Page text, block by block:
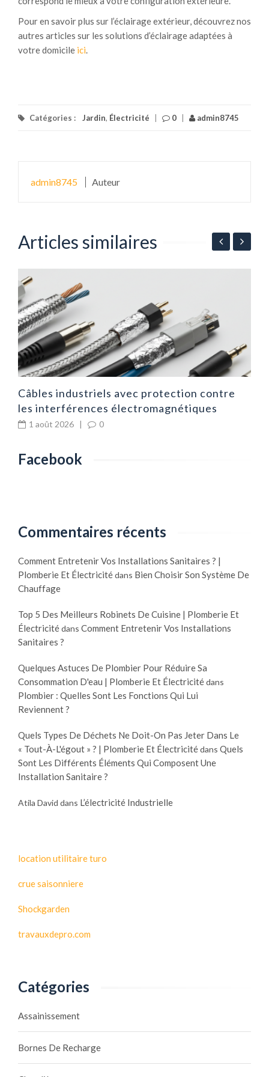
Pour en savoir plus sur l’éclairage extérieur, découvrez nos
autres articles sur les solutions d’éclairage adaptées à
votre domicile ici
Catégories : Jardin, Électricité | 0 | admin8745
admin8745 Auteur
Articles similaires
Câbles industriels avec protection contre
les interférences électromagnétiques
1 août 2026 | 0
Facebook
Commentaires récents
Comment Entretenir Vos Installations Sanitaires ? |
Plomberie Et Électricitédans Bien Choisir Son Système De
Chauffage
Top 5 Des Meilleurs Robinets De Cuisine | Plomberie Et
Électricitédans Comment Entretenir Vos Installations
Sanitaires ?
Quelques Astuces De Plombier Pour Réduire Sa
Consommation D'eau | Plomberie Et Électricitédans
Plombier : Quelles Sont Les Fonctions Qui Lui
Reviennent ?
Quels Types De Déchets Ne Doit-On Pas Jeter Dans Le
« Tout-À-L'égout » ? | Plomberie Et Électricitédans Quels
Sont Les Différents Éléments Qui Composent Une
Installation Sanitaire ?
Atila David dans L’électricité Industrielle
location utilitaire turo
crue saisonniere
Shockgarden
travauxdepro.com
Catégories
Assainissement
Bornes De Recharge